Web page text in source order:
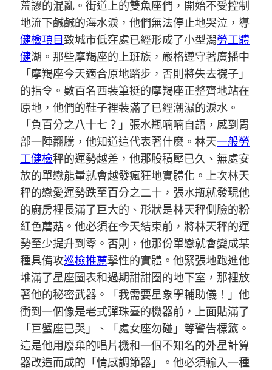
荒謬的混亂。街道上的雙魚座們，開始不受控制
地流下鹹鹹的海水淚，他們無法停止地哭泣，導
健檢項目致城市低窪處已經形成了小型潟勞工體
健湖。那些摩羯座的上班族，嚴格遵守著廣播中
「摩羯座今天適合原地踏步，否則將失去襪子」
的指令。數百名西裝筆挺的摩羯座正整齊地站在
原地，他們的鞋子裡裝滿了已經潮濕的淚水。
「負百分之八十七？」張水瓶喃喃自語，感到胃
部一陣翻騰，他知道這代表著什麼。林天一般勞
工健檢秤的運勢越差，他那股積壓已久、無處安
放的單戀能量就會越發瘋狂地實體化。上次林天
秤的戀愛運勢跌至百分之二十，張水瓶就發現他
的廚房裡長滿了巨大的、形狀是林天秤側臉的粉
紅色蘑菇。他必須在今天結束前，將林天秤的運
勢至少提升到零。否則，他那份單戀就會變成某
種具備攻巡檢推薦擊性的實體。他緊張地跑進他
堆滿了星座圖表和過期甜甜圈的地下室，那裡放
著他的秘密武器。「我需要星象學輔助儀！」他
衝到一個像是老式彈珠臺的機器前，上面貼滿了
「巨蟹座已哭」、「處女座勿碰」等警告標籤。
這是他用廢棄的唱片機和一個不知名的外星計算
器改造而成的「情感調節器」。他必須輸入一種